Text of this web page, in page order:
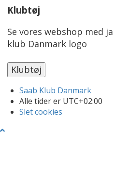
Klubtøj
Se vores webshop med
klub Danmark logo
Saab Klub Danmark
Alle tider er UTC+02:00
Slet cookies